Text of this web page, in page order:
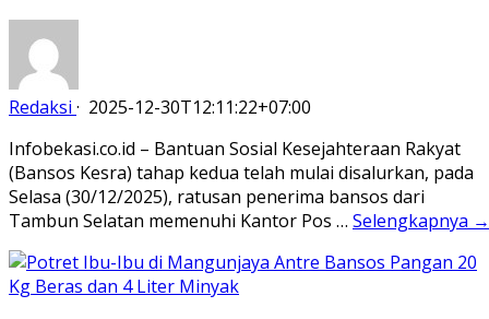
Redaksi · 2025-12-30T12:11:22+07:00
Infobekasi.co.id – Bantuan Sosial Kesejahteraan Rakyat
(Bansos Kesra) tahap kedua telah mulai disalurkan, pada
Selasa (30/12/2025), ratusan penerima bansos dari
Tambun Selatan memenuhi Kantor Pos … Selengkapnya →